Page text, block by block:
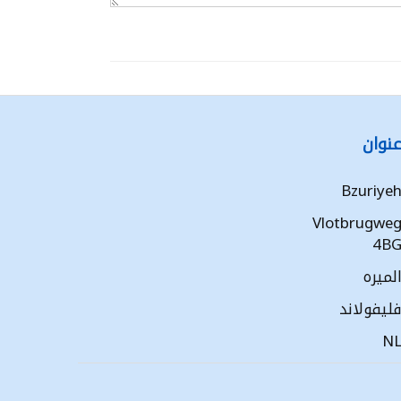
عنوان
Bzuriyeh
Vlotbrugweg
4BG
الميره
فليفولاند
NL